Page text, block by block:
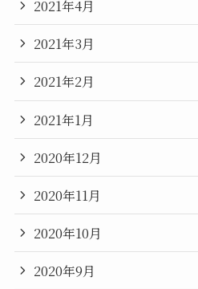
2021年4月
2021年3月
2021年2月
2021年1月
2020年12月
2020年11月
2020年10月
2020年9月